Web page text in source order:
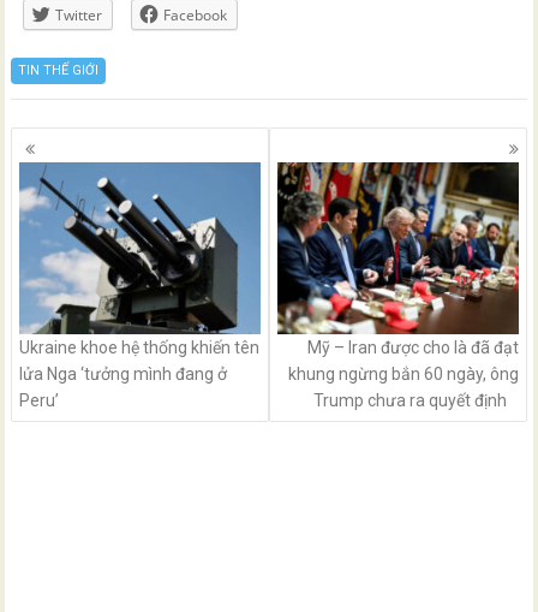
Twitter Facebook
TIN THẾ GIỚI
Posts
navigation
Ukraine khoe hệ thống khiến tên
lửa Nga ‘tưởng mình đang ở
Peru’
Mỹ – Iran được cho là đã đạt
khung ngừng bắn 60 ngày, ông
Trump chưa ra quyết định